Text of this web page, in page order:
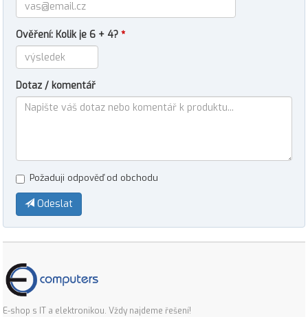
Ověření: Kolik je 6 + 4? *
Dotaz / komentář
Požaduji odpověď od obchodu
Odeslat
E-shop s IT a elektronikou. Vždy najdeme řešení!